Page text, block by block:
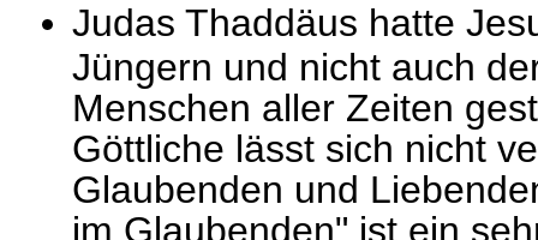
Judas Thaddäus hatte
Jüngern und nicht auch
Menschen aller Zeiten
Göttliche lässt sich nicht
Glaubenden und
im Glaubenden" ist ein